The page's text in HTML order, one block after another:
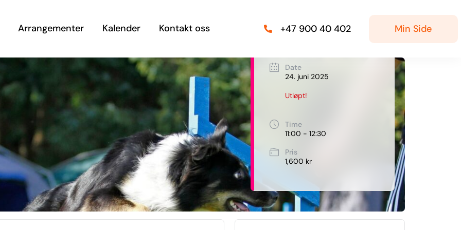
Arrangementer Kalender Kontakt oss +47 900 40 402 Min Side
Date
24. juni 2025
Utløpt!
Time
11:00 - 12:30
Pris
1,600 kr